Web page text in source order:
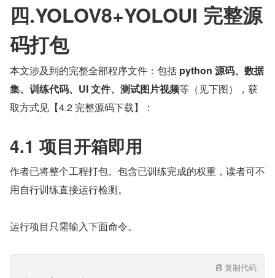
四.YOLOV8+YOLOUI 完整源
码打包
本文涉及到的完整全部程序文件：包括 python 源码、数据
集、训练代码、UI 文件、测试图片视频等（见下图），获
取方式见【4.2 完整源码下载】：
4.1 项目开箱即用
作者已将整个工程打包。包含已训练完成的权重，读者可不
用自行训练直接运行检测。
运行项目只需输入下面命令。
复制代码